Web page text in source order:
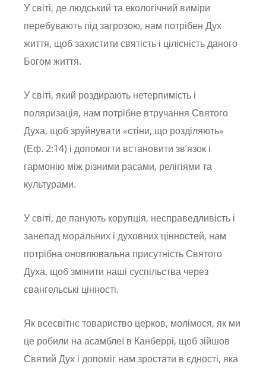
У світі, де людський та екологічний виміри
перебувають під загрозою, нам потрібен Дух
життя, щоб захистити святість і цілісність даного
Богом життя.
У світі, який роздирають нетерпимість і
поляризація, нам потрібне втручання Святого
Духа, щоб зруйнувати «стіни, що розділяють»
(Еф. 2:14) і допомогти встановити зв’язок і
гармонію між різними расами, релігіями та
культурами.
У світі, де панують корупція, несправедливість і
занепад моральних і духовних цінностей, нам
потрібна оновлювальна присутність Святого
Духа, щоб змінити наші суспільства через
євангельські цінності.
Як всесвітнє товариство церков, молімося, як ми
це робили на асамблеї в Канберрі, щоб зійшов
Святий Дух і допоміг нам зростати в єдності, яка